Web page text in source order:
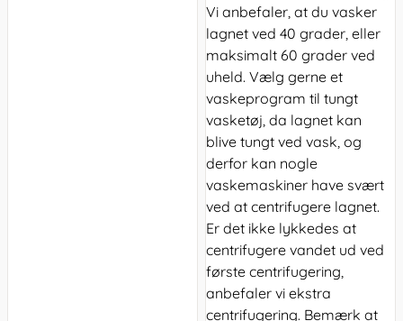
Vi anbefaler, at du vasker
lagnet ved 40 grader, eller
maksimalt 60 grader ved
uheld. Vælg gerne et
vaskeprogram til tungt
vasketøj, da lagnet kan
blive tungt ved vask, og
derfor kan nogle
vaskemaskiner have svært
ved at centrifugere lagnet.
Er det ikke lykkedes at
centrifugere vandet ud ved
første centrifugering,
anbefaler vi ekstra
centrifugering. Bemærk at